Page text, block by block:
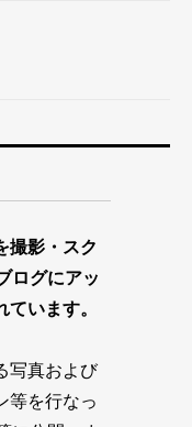
撮影・スク
ログにアッ
います。
写真および
等を行なっ